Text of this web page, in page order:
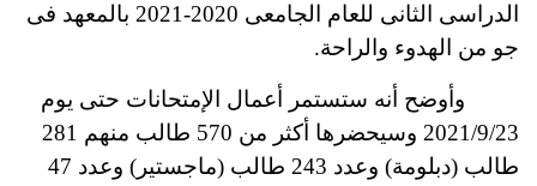
الدراسى الثانى للعام الجامعى 2020-2021 بالمعهد فى
جو من الهدوء والراحة.
وأوضح أنه ستستمر أعمال الإمتحانات حتى يوم
2021/9/23 وسيحضرها أكثر من 570 طالب منهم 281
طالب (دبلومة) وعدد 243 طالب (ماجستير) وعدد 47